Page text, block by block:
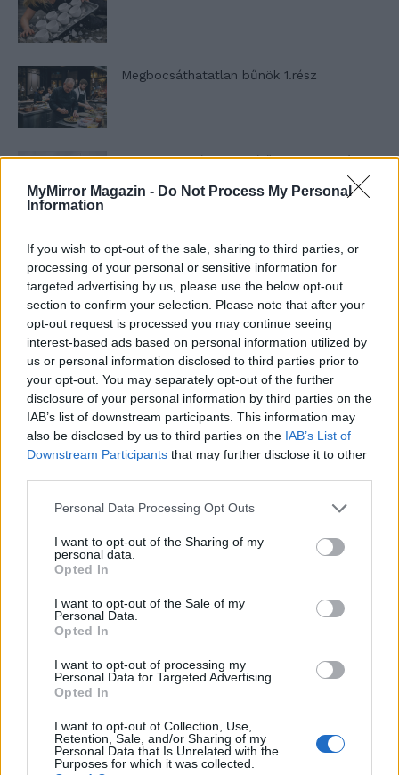
MyMirror Magazin - Do Not Process My Personal
Information
If you wish to opt-out of the sale, sharing to third parties, or
processing of your personal or sensitive information for
targeted advertising by us, please use the below opt-out
section to confirm your selection. Please note that after your
opt-out request is processed you may continue seeing
interest-based ads based on personal information utilized by
us or personal information disclosed to third parties prior to
your opt-out. You may separately opt-out of the further
disclosure of your personal information by third parties on the
IAB’s list of downstream participants. This information may
also be disclosed by us to third parties on the IAB’s List of
Downstream Participants that may further disclose it to other
Personal Data Processing Opt Outs
I want to opt-out of the Sharing of my
personal data.
Opted In
I want to opt-out of the Sale of my
Personal Data.
Opted In
I want to opt-out of processing my
Personal Data for Targeted Advertising.
Opted In
I want to opt-out of Collection, Use,
Retention, Sale, and/or Sharing of my
Personal Data that Is Unrelated with the
Purposes for which it was collected.
Megbocsáthatatlan bűnök 1.rész
Szent Genovéva, a túlélő Franciaország
Minka 12. rész
Minka 11. rész
T. szereti a fiatal lányokat 14. rész
Pedig szóltam… – Miért nem hiszünk a
gyűjteménye
Elyna Robbs: Adéle és az örökölt árnyak
Woody Allen megosztó zsenialitása